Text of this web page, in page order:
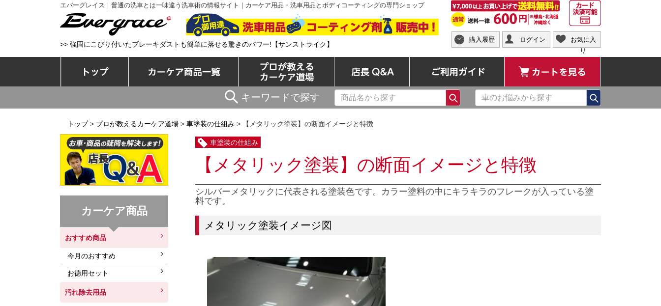
エバーグレイス｜普通の洗車とは一味違う洗車術の情報サイト｜カーケア用品・洗車用品とボディコーティングの専門ショップ
エバーグレイス/洗車用品とコーティングの専門ショップ
>> 強固にこびり付いたブレーキダストも簡単に落せる驚きのパワー!【サンストライク】
購入履歴 ログイン
お気に入
り
カーケア商品一覧
検索
検索
キーワードで探す
トップ> プロが教えるカーケア道場 > 車塗装の仕組み > 【メタリック塗装】の断面イメージと特徴
車塗装の仕組み
【メタリック塗装】の断面イメージと特徴
シルバーメタリックに代表される塗装色です。カラー塗料の中にキラキラのフレークが入っている塗
料です。
メタリック塗装イメージ図
カーケア商品
おすすめ商品
今月のおすすめ
お徳用セット
汚れ除去用品